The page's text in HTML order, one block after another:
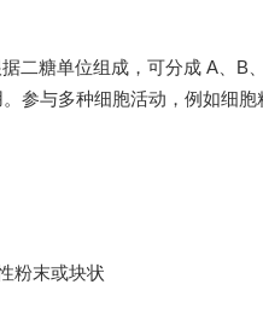
糖单位组成，可分成 A、B
参与多种细胞活动，例如细
粉末或块状